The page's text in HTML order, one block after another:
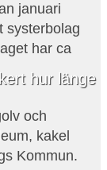
hur länge
januari
systerbolag
har ca
och
kakel
Kommun.